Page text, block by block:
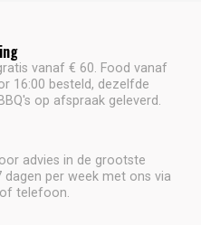
vanaf € 60. Food vanaf
16:00 besteld, dezelfde
op afspraak geleverd.
advies in de grootste
per week met ons via
telefoon.